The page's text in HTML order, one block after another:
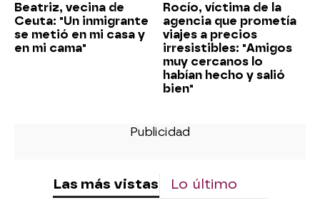
Beatriz, vecina de
Ceuta: "Un inmigrante
se metió en mi casa y
en mi cama"
Rocío, víctima de la
agencia que prometía
viajes a precios
irresistibles: "Amigos
muy cercanos lo
habían hecho y salió
bien"
Las más vistas Lo último